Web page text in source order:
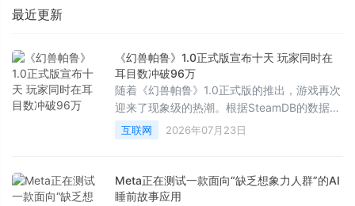
最近更新
《幻兽帕鲁》1.0正式版宣布十天 玩家同时在
耳目数冲破96万
随着《幻兽帕鲁》1.0正式版的推出，游戏再次
迎来了现象级的热潮。根据SteamDB的数据显
示，在7月19日——即版本发布近两周后，该
作的最高同时在线人数达到了961，867人。
过210万同时在线的辉煌纪录以来，取得的最
高数据。
互联网 2026年07月23日
Meta正在测试一款面向“缺乏想象力人群”的AI
睡前故事应用